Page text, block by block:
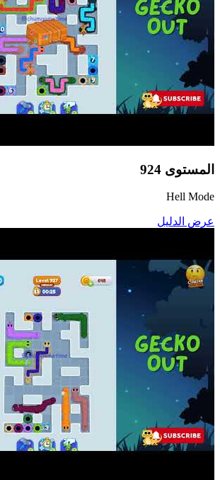
المستوى 924
Hell Mode
عرض الدليل